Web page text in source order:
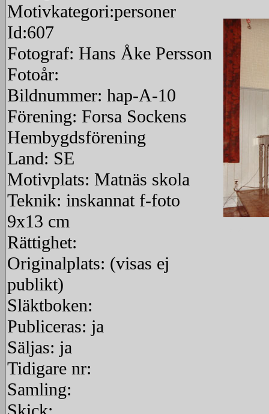
Motivkategori:personer
Id:607
Fotograf: Hans Åke Persson
Fotoår:
Bildnummer: hap-A-10
Förening: Forsa Sockens
Hembygdsförening
Land: SE
Motivplats: Matnäs skola
Teknik: inskannat f-foto
9x13 cm
Rättighet:
Originalplats: (visas ej
publikt)
Släktboken:
Publiceras: ja
Säljas: ja
Tidigare nr:
Samling: